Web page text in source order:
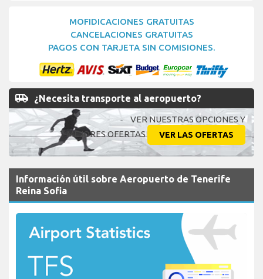
MOFIDICACIONES GRATUITAS
CANCELACIONES GRATUITAS
PAGOS CON TARJETA SIN COMISIONES.
airport_shuttle ¿Necesita transporte al aeropuerto?
VER NUESTRAS OPCIONES Y
MEJORES OFERTAS
VER LAS OFERTAS
Información útil sobre Aeropuerto de Tenerife
Reina Sofia